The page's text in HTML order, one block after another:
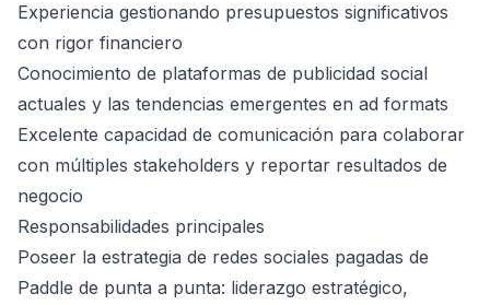
Experiencia gestionando presupuestos significativos
con rigor financiero
Conocimiento de plataformas de publicidad social
actuales y las tendencias emergentes en ad formats
Excelente capacidad de comunicación para colaborar
con múltiples stakeholders y reportar resultados de
negocio
Responsabilidades principales
Poseer la estrategia de redes sociales pagadas de
Paddle de punta a punta: liderazgo estratégico,